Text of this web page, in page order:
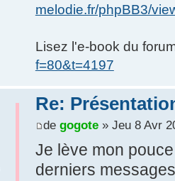
melodie.fr/phpBB3/
Lisez l'e-book du
f=80&t=4197
Re:
de gogote» Jeu 8 Avr
Je lève mon
derniers